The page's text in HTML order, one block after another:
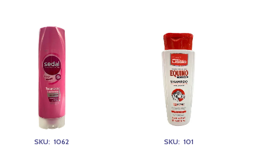
SKU: 1062
SEDAL
CERAMIDAS
*
340
ML
cantidad
SKU: 101
*
425
ML
cantidad